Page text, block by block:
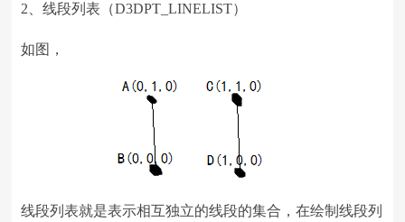
2、线段列表（D3DPT_LINELIST）
如图，
线段列表就是表示相互独立的线段的集合，在绘制线段列